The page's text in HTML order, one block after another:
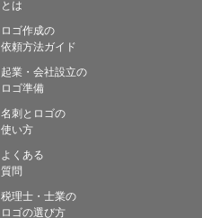
とは
ロゴ作成の
依頼方法ガイド
起業・会社設立の
ロゴ準備
名刺とロゴの
使い方
よくある
質問
税理士・士業の
ロゴの選び方